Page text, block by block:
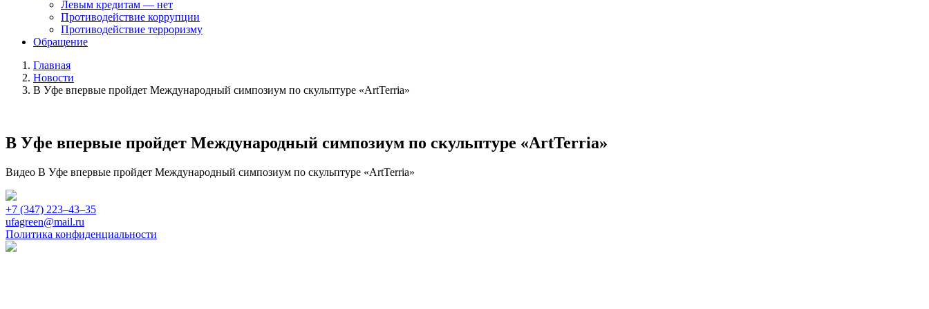
Левым кредитам — нет
Противодействие коррупции
Противодействие терроризму
Обращение
Главная
Новости
В Уфе впервые пройдет Международный симпозиум по скульптуре «ArtTerria»
В Уфе впервые пройдет Международный симпозиум по скульптуре «ArtTerria»
Видео В Уфе впервые пройдет Международный симпозиум по скульптуре «ArtTerria»
+7 (347) 223‒43‒35
ufagreen@mail.ru
Политика конфиденциальности